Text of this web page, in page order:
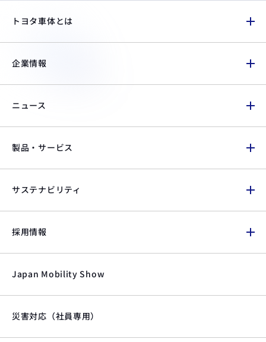
トヨタ車体とは
企業情報
ニュース
製品・サービス
サステナビリティ
採用情報
Japan Mobility Show
災害対応（社員専用）